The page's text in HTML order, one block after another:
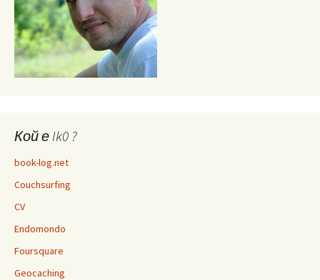
Кой е Ik0 ?
book-log.net
Couchsurfing
CV
Endomondo
Foursquare
Geocaching